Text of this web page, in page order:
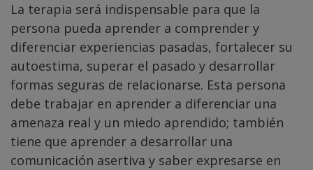
La terapia será indispensable para que la
persona pueda aprender a comprender y
diferenciar experiencias pasadas, fortalecer su
autoestima, superar el pasado y desarrollar
formas seguras de relacionarse. Esta persona
debe trabajar en aprender a diferenciar una
amenaza real y un miedo aprendido; también
tiene que aprender a desarrollar una
comunicación asertiva y saber expresarse en